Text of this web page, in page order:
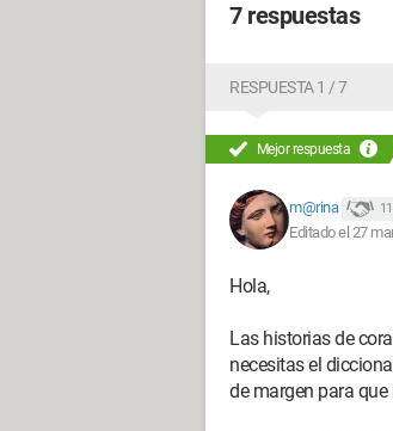
7 respuestas
RESPUESTA 1 / 7
Mejor respuesta
m@rina
Editado el 27
Hola,
Las historias de
necesitas el
de margen para